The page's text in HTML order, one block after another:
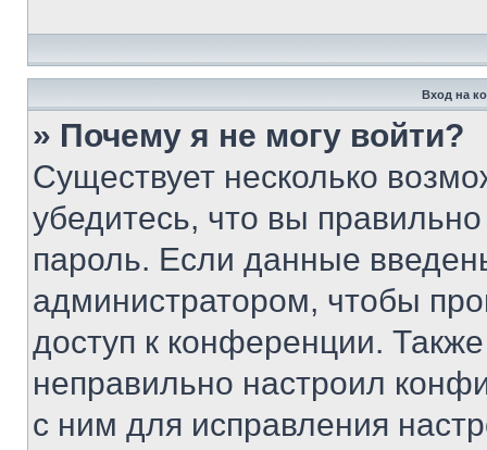
Вход на
» Почему я не могу войти?
Существует несколько
убедитесь, что вы
пароль. Если данные
администратором, чтобы
доступ к конференции.
неправильно настроил
с ним для исправления